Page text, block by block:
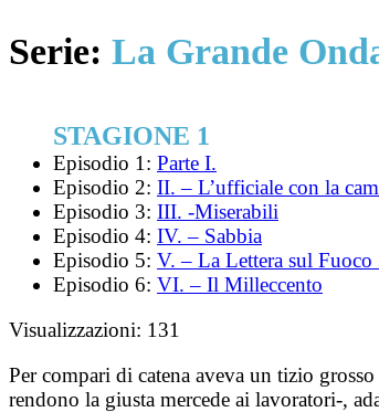
Serie: La Grande
STAGIONE 1
Episodio 1: Parte I.
Episodio 2: II. – L’ufficiale con la
Episodio 3: III. -Miserabili
Episodio 4: IV. – Sabbia
Episodio 5: V. – La Lettera sul
Episodio 6: VI. – Il Milleccento
Visualizzazioni: 131
Per compari di catena aveva un tizio
rendono la giusta mercede ai lavoratori-,